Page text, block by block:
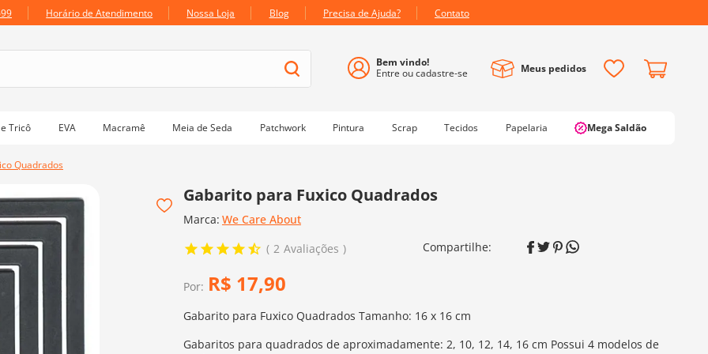
Horário de Atendimento Nossa Loja Blog Precisa de Ajuda? Contato
Meus pedidos
Tricô EVA Macramê Meia de Seda Patchwork Pintura Scrap Tecidos Papelaria Mega Saldão
Quadrados
Gabarito para Fuxico Quadrados
Marca: We Care About
2 Avaliações
Por: R$ 17,90
Gabarito para Fuxico Quadrados Tamanho: 16 x 16 cm
Gabaritos para quadrados de aproximadamente: 2, 10, 12, 14, 16 cm Possui 4 modelos de